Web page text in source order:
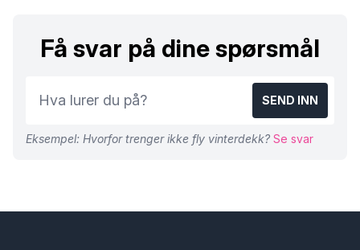
Få svar på dine spørsmål
SEND INN
Eksempel: Hvorfor trenger ikke fly vinterdekk? Se svar